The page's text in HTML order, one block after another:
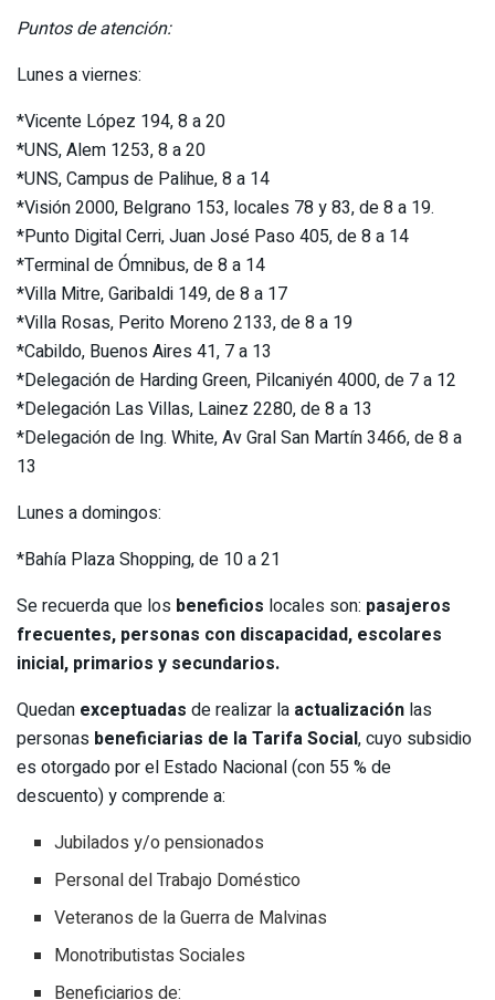
Puntos de atención:
Lunes a viernes:
*Vicente López 194, 8 a 20
*UNS, Alem 1253, 8 a 20
*UNS, Campus de Palihue, 8 a 14
*Visión 2000, Belgrano 153, locales 78 y 83, de 8 a 19.
*Punto Digital Cerri, Juan José Paso 405, de 8 a 14
*Terminal de Ómnibus, de 8 a 14
*Villa Mitre, Garibaldi 149, de 8 a 17
*Villa Rosas, Perito Moreno 2133, de 8 a 19
*Cabildo, Buenos Aires 41, 7 a 13
*Delegación de Harding Green, Pilcaniyén 4000, de 7 a 12
*Delegación Las Villas, Lainez 2280, de 8 a 13
*Delegación de Ing. White, Av Gral San Martín 3466, de 8 a
13
Lunes a domingos:
*Bahía Plaza Shopping, de 10 a 21
Se recuerda que los beneficios locales son: pasajeros
frecuentes, personas con discapacidad, escolares
inicial, primarios y secundarios.
Quedan exceptuadas de realizar la actualización las
personas beneficiarias de la Tarifa Social, cuyo subsidio
es otorgado por el Estado Nacional (con 55 % de
descuento) y comprende a:
Jubilados y/o pensionados
Personal del Trabajo Doméstico
Veteranos de la Guerra de Malvinas
Monotributistas Sociales
Beneficiarios de: